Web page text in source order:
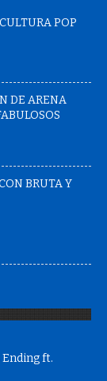
POP
DE ARENA
BRUTA Y
Ending ft.